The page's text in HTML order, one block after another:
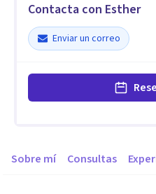
Contacta con Esther
Enviar un correo
Sobre mí Consultas